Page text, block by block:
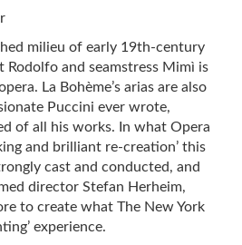
milieu of early 19th-century
Rodolfo and seamstress Mimì is
La Bohème’s arias are also
Puccini ever wrote,
of all his works. In what Opera
and brilliant re-creation’ this
cast and conducted, and
director Stefan Herheim,
to create what The New York
experience.